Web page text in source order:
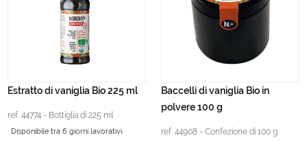
Estratto di vaniglia Bio 225 ml
ref. 44774 - Bottiglia di 225 ml
Disponibile tra 6 giorni lavorativi.
Baccelli di vaniglia Bio in
polvere 100 g
ref. 44908 - Confezione di 100 g